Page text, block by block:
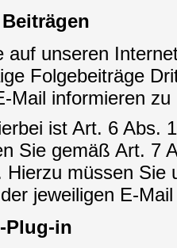
auf unseren
Folgebeiträge
Mail informieren
ist Art. 6 Abs.
Sie gemäß Art. 7
müssen Sie
jeweiligen E-
Plug-in